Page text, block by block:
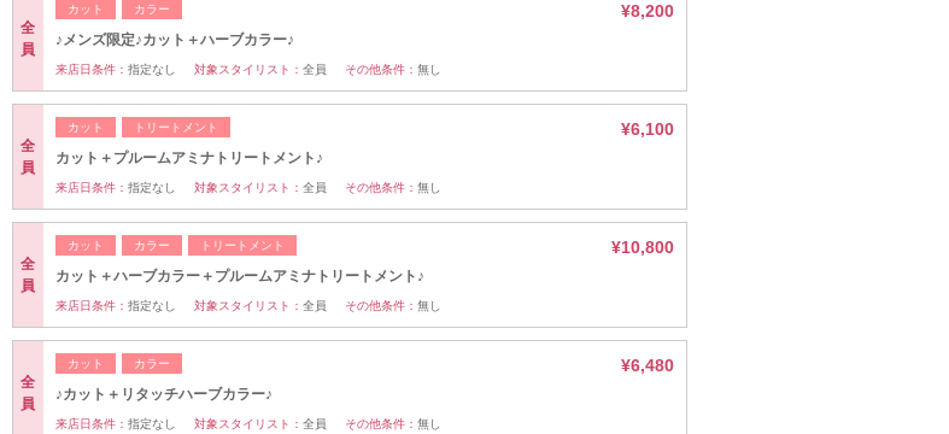
全
員
カット カラー
♪メンズ限定♪カット＋ハーブカラー♪
¥8,200
来店日条件： 指定なし 対象スタイリスト： 全員 その他条件： 無し
全
員
カット トリートメント
カット＋プルームアミナトリートメント♪
¥6,100
来店日条件： 指定なし 対象スタイリスト： 全員 その他条件： 無し
全
員
カット カラー トリートメント
カット＋ハーブカラー＋プルームアミナトリートメント♪
¥10,800
来店日条件： 指定なし 対象スタイリスト： 全員 その他条件： 無し
全
員
カット カラー
♪カット＋リタッチハーブカラー♪
¥6,480
来店日条件： 指定なし 対象スタイリスト： 全員 その他条件： 無し